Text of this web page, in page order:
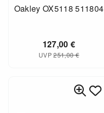
Oakley OX5118 511804
127,00€
UVP251,00€